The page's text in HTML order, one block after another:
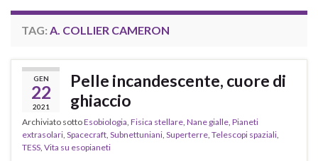
TAG: A. COLLIER CAMERON
GEN
22
2021
Pelle incandescente, cuore di
ghiaccio
Archiviato sottoEsobiologia, Fisica stellare, Nane gialle, Pianeti
extrasolari, Spacecraft, Subnettuniani, Superterre, Telescopi spaziali,
TESS, Vita su esopianeti